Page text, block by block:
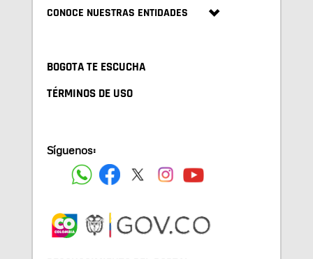
CONOCE NUESTRAS ENTIDADES
BOGOTA TE ESCUCHA
TÉRMINOS DE USO
Síguenos: